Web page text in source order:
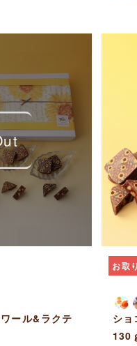
ール&ラクテ
お取
シ
130